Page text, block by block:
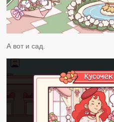
А вот и сад.